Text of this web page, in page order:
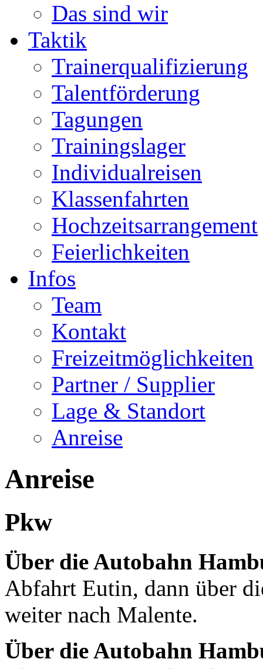
Das sind wir
Taktik
Trainerqualifizierung
Talentförderung
Tagungen
Trainingslager
Individualreisen
Klassenfahrten
Hochzeitsarrangement
Feierlichkeiten
Infos
Team
Kontakt
Freizeitmöglichkeiten
Partner / Supplier
Lage & Standort
Anreise
Anreise
Pkw
Über die Autobahn
Abfahrt Eutin, dann über
weiter nach Malente.
Über die Autobahn